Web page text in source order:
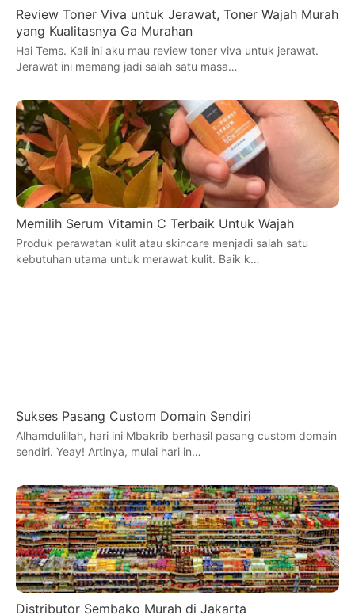
Review Toner Viva untuk Jerawat, Toner Wajah Murah
yang Kualitasnya Ga Murahan
Hai Tems. Kali ini aku mau review toner viva untuk jerawat.
Jerawat ini memang jadi salah satu masa…
Memilih Serum Vitamin C Terbaik Untuk Wajah
Produk perawatan kulit atau skincare menjadi salah satu
kebutuhan utama untuk merawat kulit. Baik k…
Sukses Pasang Custom Domain Sendiri
Alhamdulillah, hari ini Mbakrib berhasil pasang custom domain
sendiri. Yeay! Artinya, mulai hari in…
Distributor Sembako Murah di Jakarta